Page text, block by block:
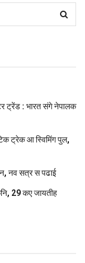
ट्रेंड : भारत संगे नेपालक
ट्रेक आ स्विमिंग पुल,
नव सत्र स पढाई
29 कए जायतीह